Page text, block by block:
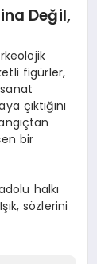
Değil,
figürler,
çıktığını
bir
halkı
sözlerini